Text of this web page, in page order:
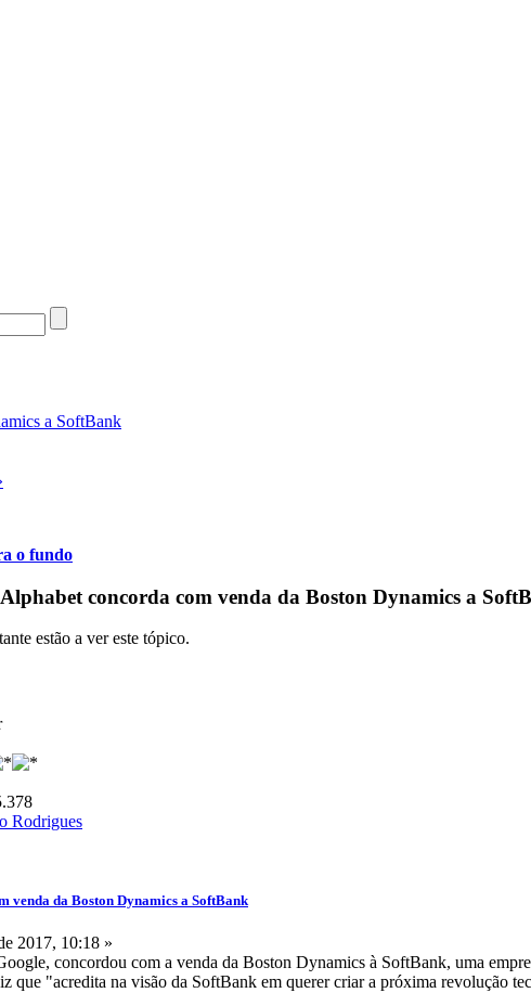
a SoftBank
o fundo
concorda com venda da Boston Dynamics a
estão a ver este tópico.
venda da Boston Dynamics a SoftBank
2017, 10:18 »
concordou com a venda da Boston Dynamics à SoftBank, uma
que "acredita na visão da SoftBank em querer criar a próxima revolução